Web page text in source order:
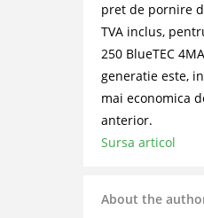
pret de pornire
TVA inclus,
250 BlueTEC
generatie este,
mai economica
anterior.
Sursa articol
About the